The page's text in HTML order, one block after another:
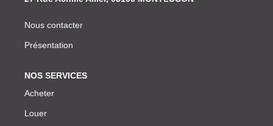
Nous contacter
Présentation
NOS SERVICES
Acheter
Louer